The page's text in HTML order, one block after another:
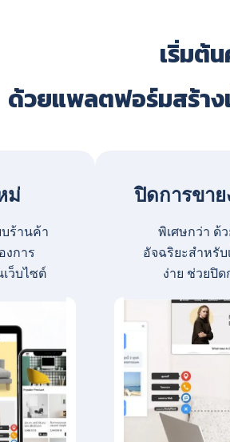
เริ่มต้
ด้วยแพลตฟอร์มสร้าง
ม่
บร้านค้า
งการ
ว็บไซต์
ปิดการขาย
พิเศษกว่า ด้
อัจฉริยะสำหรั
ง่าย ช่วยปิ